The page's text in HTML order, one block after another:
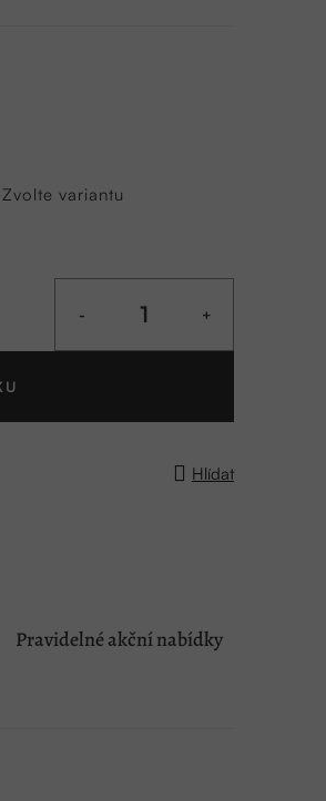
Zvolte variantu
Hlídat
Pravidelné akční nabídky